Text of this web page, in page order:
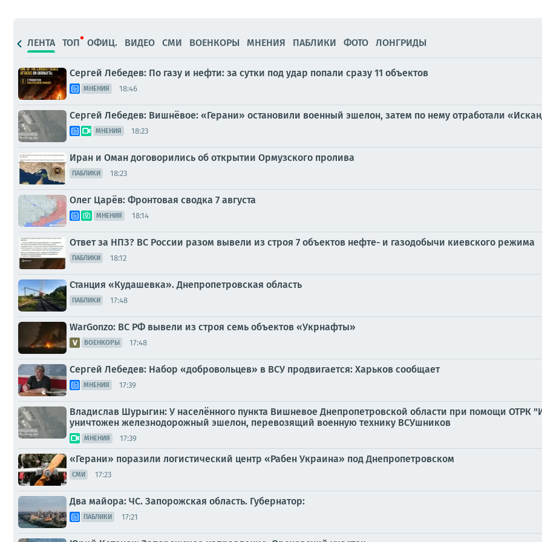
ЛЕНТА ТОП ОФИЦ. ВИДЕО СМИ ВОЕНКОРЫ МНЕНИЯ ПАБЛИКИ ФОТО ЛОНГРИДЫ
Сергей Лебедев: По газу и нефти: за сутки под удар попали сразу 11 объектов
МНЕНИЯ 18:46
Сергей Лебедев: Вишнёвое: «Герани» остановили военный эшелон, затем по нему отработали
МНЕНИЯ 18:23
Иран и Оман договорились об открытии Ормузского пролива
ПАБЛИКИ 18:23
Олег Царёв: Фронтовая сводка 7 августа
МНЕНИЯ 18:14
Ответ за НПЗ? ВС России разом вывели из строя 7 объектов нефте- и газодобычи киевского режима
ПАБЛИКИ 18:12
Станция «Кудашевка». Днепропетровская область
ПАБЛИКИ 17:48
WarGonzo: ВС РФ вывели из строя семь объектов «Укрнафты»
ВОЕНКОРЫ 17:48
Сергей Лебедев: Набор «добровольцев» в ВСУ продвигается: Харьков сообщает
МНЕНИЯ 17:39
Владислав Шурыгин: У населённого пункта Вишневое Днепропетровской области при помощи ОТРК
уничтожен железнодорожный эшелон, перевозящий военную технику ВСУшников
МНЕНИЯ 17:39
«Герани» поразили логистический центр «Рабен Украина» под Днепропетровском
СМИ 17:23
Два майора: ЧС. Запорожская область. Губернатор:
ПАБЛИКИ 17:21